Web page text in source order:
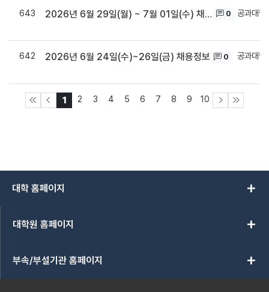
643 2026년 6월 29일(월) ~ 7월 01일(수) 채용정보 0
공과대학
642 2026년 6월 24일(수)~26일(금) 채용정보 0
공과대학
1 2 3 4 5 6 7 8 9 10
대학 홈페이지 add
대학원 홈페이지 add
부속/부설기관 홈페이지 add